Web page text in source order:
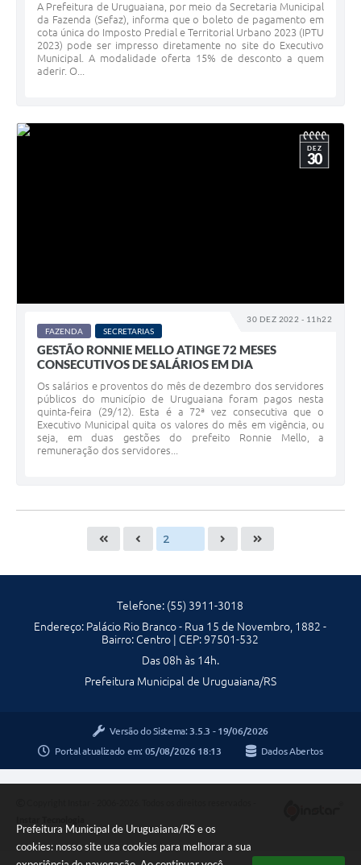
Prefeitura Municipal de Uruguaiana/RS e os
cookies: nosso site usa cookies para melhorar a sua
A Prefeitura de Uruguaiana, por meio da Secretaria Municipal
da Fazenda (Sefaz), informa que o boleto de pagamento em
cota única do Imposto Predial e Territorial Urbano 2023 (IPTU
2023) pode ser impresso diretamente no site do Executivo
Municipal. A modalidade oferta 15% de desconto a quem
aderir. O...
30 DEZ 2022 - 11h22
DEZ
30
FAZENDA SECRETARIAS
GESTÃO RONNIE MELLO ATINGE 72 MESES
CONSECUTIVOS DE SALÁRIOS EM DIA
Os salários e proventos do mês de dezembro dos servidores
públicos do município de Uruguaiana foram pagos nesta
quinta-feira (29/12). Esta é a 72ª vez consecutiva que o
Executivo Municipal quita os valores do mês em vigência, ou
seja, em duas gestões do prefeito Ronnie Mello, a
remuneração dos servidores...
Telefone: (55) 3911-3018
Endereço: Palácio Rio Branco - Rua 15 de Novembro, 1882 -
Bairro: Centro | CEP: 97501-532
Das 08h às 14h.
Prefeitura Municipal de Uruguaiana/RS
Versão do Sistema: 3.5.3 - 19/06/2026
Portal atualizado em: 05/08/2026 18:13 Dados Abertos